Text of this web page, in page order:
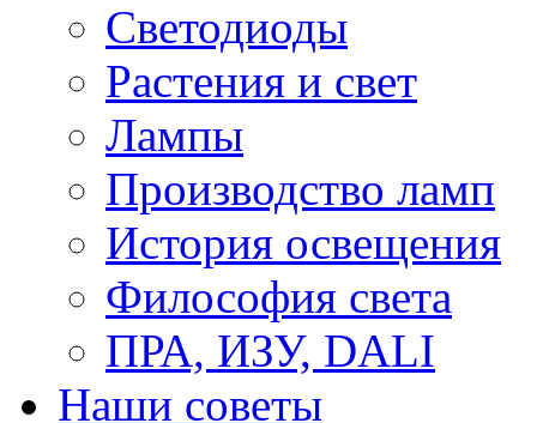
Светодиоды
Растения и свет
Лампы
Производство ламп
История освещения
Философия света
ПРА, ИЗУ, DALI
Наши советы